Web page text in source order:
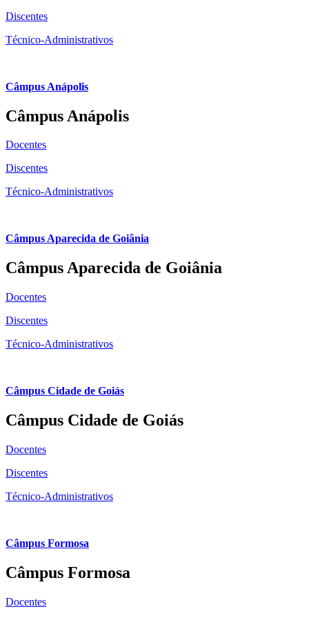
Discentes
Técnico-Administrativos
Câmpus Anápolis
Câmpus Anápolis
Docentes
Discentes
Técnico-Administrativos
Câmpus Aparecida de Goiânia
Câmpus Aparecida de Goiânia
Docentes
Discentes
Técnico-Administrativos
Câmpus Cidade de Goiás
Câmpus Cidade de Goiás
Docentes
Discentes
Técnico-Administrativos
Câmpus Formosa
Câmpus Formosa
Docentes